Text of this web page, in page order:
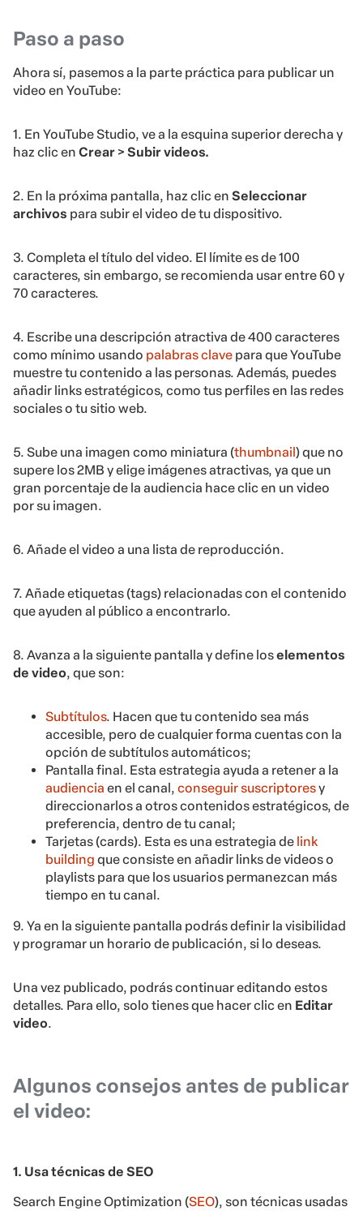
Paso a paso
Ahora sí, pasemos a la parte práctica para publicar un
video en YouTube:
1. En YouTube Studio, ve a la esquina superior derecha y
haz clic en Crear > Subir videos.
2. En la próxima pantalla, haz clic en Seleccionar
archivos para subir el video de tu dispositivo.
3. Completa el título del video. El límite es de 100
caracteres, sin embargo, se recomienda usar entre 60 y
70 caracteres.
4. Escribe una descripción atractiva de 400 caracteres
como mínimo usando palabras clave para que YouTube
muestre tu contenido a las personas. Además, puedes
añadir links estratégicos, como tus perfiles en las redes
sociales o tu sitio web.
5. Sube una imagen como miniatura (thumbnail ) que no
supere los 2MB y elige imágenes atractivas, ya que un
gran porcentaje de la audiencia hace clic en un video
por su imagen.
6. Añade el video a una lista de reproducción.
7. Añade etiquetas (tags) relacionadas con el contenido
que ayuden al público a encontrarlo.
8. Avanza a la siguiente pantalla y define loselementos
de video, que son:
Subtítulos. Hacen que tu contenido sea más
accesible, pero de cualquier forma cuentas con la
opción de subtítulos automáticos;
Pantalla final. Esta estrategia ayuda a retener a la
audiencia en el canal, conseguir suscriptoresy
direccionarlos a otros contenidos estratégicos, de
preferencia, dentro de tu canal;
Tarjetas (cards). Esta es una estrategia de link
building que consiste en añadir links de videos o
playlists para que los usuarios permanezcan más
tiempo en tu canal.
9. Ya en la siguiente pantalla podrás definir la visibilidad
y programar un horario de publicación, si lo deseas.
Una vez publicado, podrás continuar editando estos
detalles. Para ello, solo tienes que hacer clic en Editar
video.
Algunos consejos antes de publicar
el video:
1. Usa técnicas de SEO
Search Engine Optimization (SEO), son técnicas usadas